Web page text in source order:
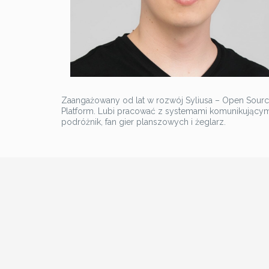
Zaangażowany od lat w rozwój Syliusa – Open
Platform. Lubi pracować z systemami
podróżnik, fan gier planszowych i żeglarz.